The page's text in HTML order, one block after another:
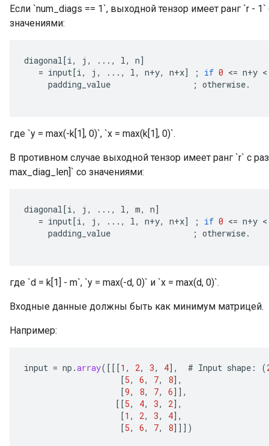
Если `num_diags == 1`, выходной тензор имеет ранг `r -
значениями:
diagonal[i, j , ..., l, n]
= input[i, j , ..., l, n+y, n+x] ; if 0 <= n+y
padding_value
; otherwise.
где `y = max(-k[1], 0)`, `x = max(k[1], 0)`.
В противном случае выходной тензор имеет ранг `r` с
max_diag_len]` со значениями:
diagonal[i, j , ..., l, m, n]
= input[i, j , ..., l, n+y, n+x] ; if 0 <= n+y
padding_value
; otherwise.
где `d = k[1] - m`, `y = max(-d, 0)` и `x = max(d, 0)`.
Входные данные должны быть как минимум матрицей.
Например:
input = np .array( [[[1 , 2, 3, 4] , # Input shape : (
[5, 6, 7, 8] ,
[9, 8, 7, 6]] ,
[[5, 4, 3, 2] ,
[1 , 2, 3, 4] ,
[5, 6, 7, 8]]] )